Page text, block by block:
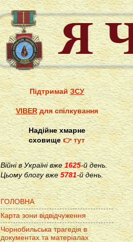
ПідтримайЗСУ
VIBERдля спілкування
Надійне хмарне
сховище👉 тут
Війні в Україні вже1625-й день.
Цьому блогу вже 5781-й день.
ГОЛОВНА
Карта зони відвідчуження
Чорнобильська трагедія в
документах та матеріалах